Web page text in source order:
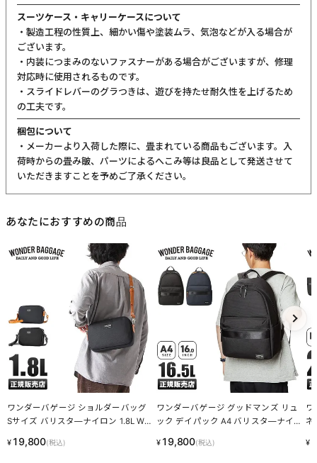
スーツケース・キャリーケースについて
・製造工程の性質上、細かい傷や塗装ムラ、気泡などが入る場合が
ございます。
・内装につまみのないファスナーがある場合がございますが、修理
対応時に使用されるものです。
・スライドレバーのグラつきは、遊びを持たせ耐久性を上げるため
の工夫です。
梱包について
・メーカーより入荷した際に、畳まれている商品もございます。入
荷時からの畳み皺、パーツによるへこみ等は良品として発送させて
いただきますことを予めご了承ください。
あなたにおすすめの商品
ワンダーバゲージ ショルダーバッグ
Sサイズ バリスタ―ナイロン 1.8L WO
¥ 19,800(税込)
ワンダーバゲージ グッドマンズ リュ
ック デイパック A4 バリスタ―ナイロ
022 wbpc
¥ 19,800(税込)
ネ
¥